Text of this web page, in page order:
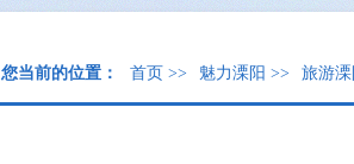
您当前的位置： 首页 >> 魅力溧阳 >> 旅游溧